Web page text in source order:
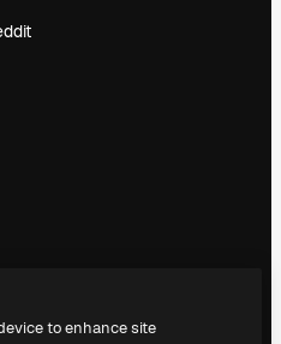
to enhance site